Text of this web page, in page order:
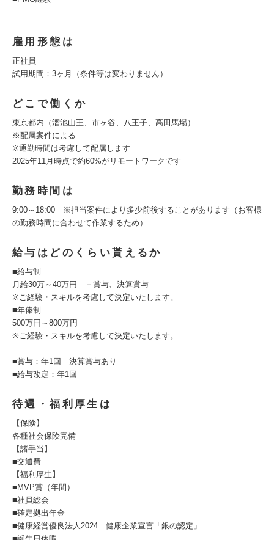
雇用形態は
正社員
試用期間：3ヶ月（条件等は変わりません）
どこで働くか
東京都内（溜池山王、市ヶ谷、八王子、高田馬場）
※配属案件による
※通勤時間は考慮して配属します
2025年11月時点で約60%がリモートワークです
勤務時間は
9:00～18:00 ※担当案件により多少前後することがあります（お客様
の勤務時間に合わせて作業するため）
給与はどのくらい貰えるか
■給与制
月給30万～40万円 ＋賞与、決算賞与
※ご経験・スキルを考慮して決定いたします。
■年俸制
500万円～800万円
※ご経験・スキルを考慮して決定いたします。
■賞与：年1回 決算賞与あり
■給与改定：年1回
待遇・福利厚生は
【保険】
各種社会保険完備
【諸手当】
■交通費
【福利厚生】
■MVP賞（年間）
■社員総会
■確定拠出年金
■健康経営優良法人2024 健康企業宣言「銀の認定」